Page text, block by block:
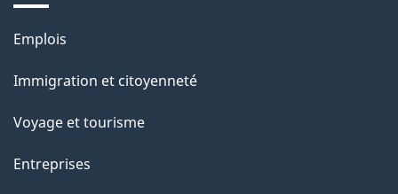
Thèmes
sujets
Emplois
Immigration et citoyenneté
Voyage et tourisme
Entreprises